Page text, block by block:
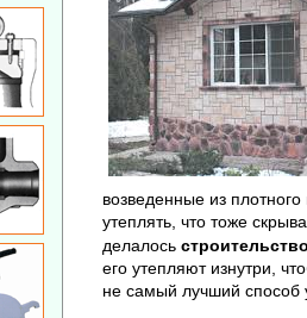
возведенные из
утеплять, что тоже
делалось
его утепляют изнутри,
не самый лучший способ